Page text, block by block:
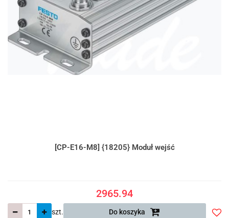
[CP-E16-M8] {18205} Moduł wejść
2965.94
szt. Do koszyka